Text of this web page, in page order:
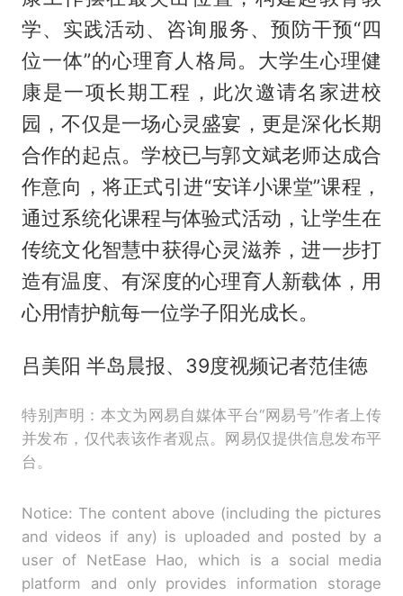
学、实践活动、咨询服务、预防干预“四
位一体”的心理育人格局。大学生心理健
康是一项长期工程，此次邀请名家进校
园，不仅是一场心灵盛宴，更是深化长期
合作的起点。学校已与郭文斌老师达成合
作意向，将正式引进“安详小课堂”课程，
通过系统化课程与体验式活动，让学生在
传统文化智慧中获得心灵滋养，进一步打
造有温度、有深度的心理育人新载体，用
心用情护航每一位学子阳光成长。
吕美阳 半岛晨报、39度视频记者范佳徳
特别声明：本文为网易自媒体平台“网易号”作者上传
并发布，仅代表该作者观点。网易仅提供信息发布平
台。
Notice: The content above (including the pictures
and videos if any) is uploaded and posted by a
user of NetEase Hao, which is a social media
platform and only provides information storage